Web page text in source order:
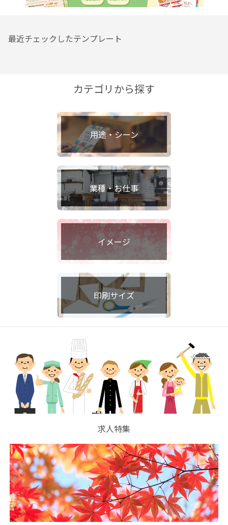
最近チェックしたテンプレート
カテゴリから探す
用途・シーン
業種・お仕事
イメージ
印刷サイズ
求人特集